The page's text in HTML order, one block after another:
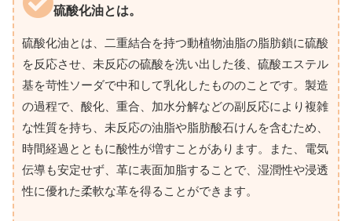
硫酸化油とは。
硫酸化油とは、二重結合を持つ動植物油脂の脂肪鎖に硫酸
を反応させ、未反応の硫酸を洗い出した後、硫酸エステル
基を苛性ソーダで中和して乳化したもののことです。製造
の過程で、酸化、重合、加水分解などの副反応により複雑
な性質を持ち、未反応の油脂や脂肪酸石けんを含むため、
時間経過とともに酸性が増すことがあります。また、電気
伝導も安定せず、革に表面加脂することで、湿潤性や浸透
性に優れた柔軟な革を得ることができます。